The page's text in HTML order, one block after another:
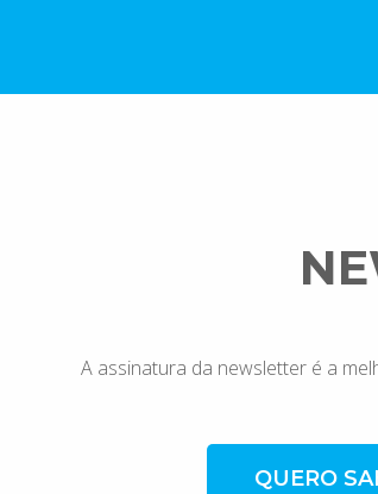
A assinatura da newsletter é a
QUERO